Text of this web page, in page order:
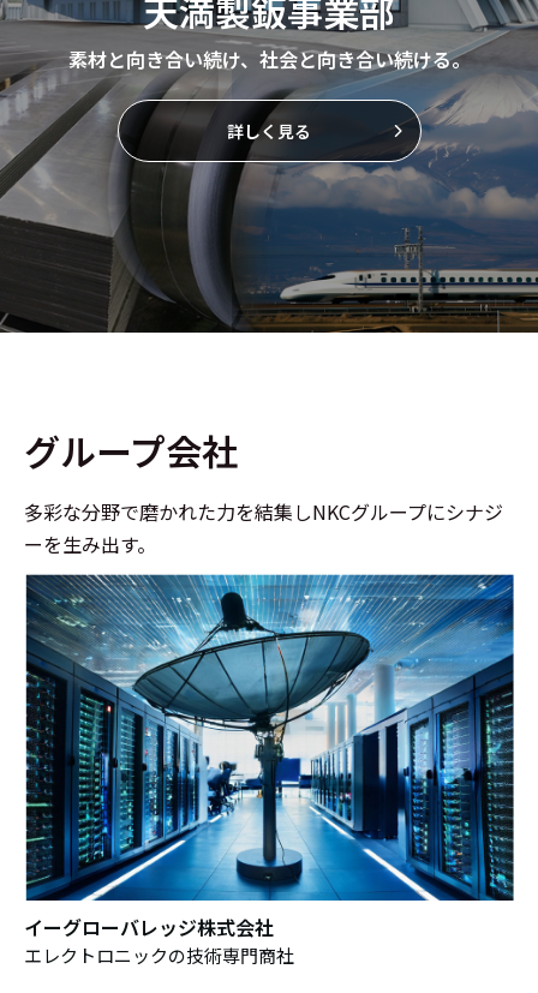
素材と向き合い続け、社会と向き合い続ける。
詳しく見る
グループ会社
多彩な分野で磨かれた力を結集しNKCグループにシナジ
ーを生み出す。
イーグローバレッジ株式会社
エレクトロニックの技術専門商社